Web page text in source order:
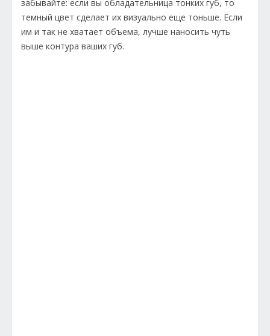
забывайте: если вы обладательница тонких губ, то
темный цвет сделает их визуально еще тоньше. Если
им и так не хватает объема, лучше наносить чуть
выше контура ваших губ.